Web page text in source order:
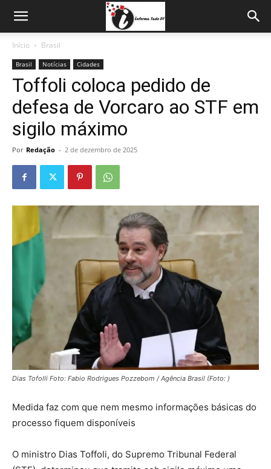
Início Brasil
Brasil Notícias Cidades
Toffoli coloca pedido de
defesa de Vorcaro ao STF em
sigilo máximo
Por Redação - 2 de dezembro de 2025
Dias Tofolli Foto: Fabio Rodrigues Pozzebom / Agência Brasil (Foto: )
Medida faz com que nem mesmo informações básicas do
processo fiquem disponíveis
O ministro Dias Toffoli, do Supremo Tribunal Federal